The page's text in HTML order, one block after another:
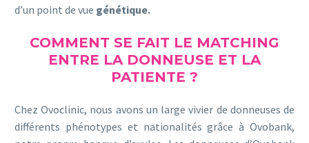
d’un point de vue génétique.
COMMENT SE FAIT LE MATCHING
ENTRE LA DONNEUSE ET LA
PATIENTE ?
Chez Ovoclinic, nous avons un large vivier de donneuses de
différents phénotypes et nationalités grâce à Ovobank,